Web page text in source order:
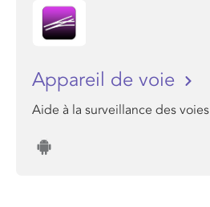
Appareil de voie
Aide à la surveillance des voies